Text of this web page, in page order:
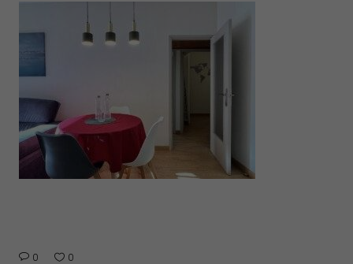
0 0